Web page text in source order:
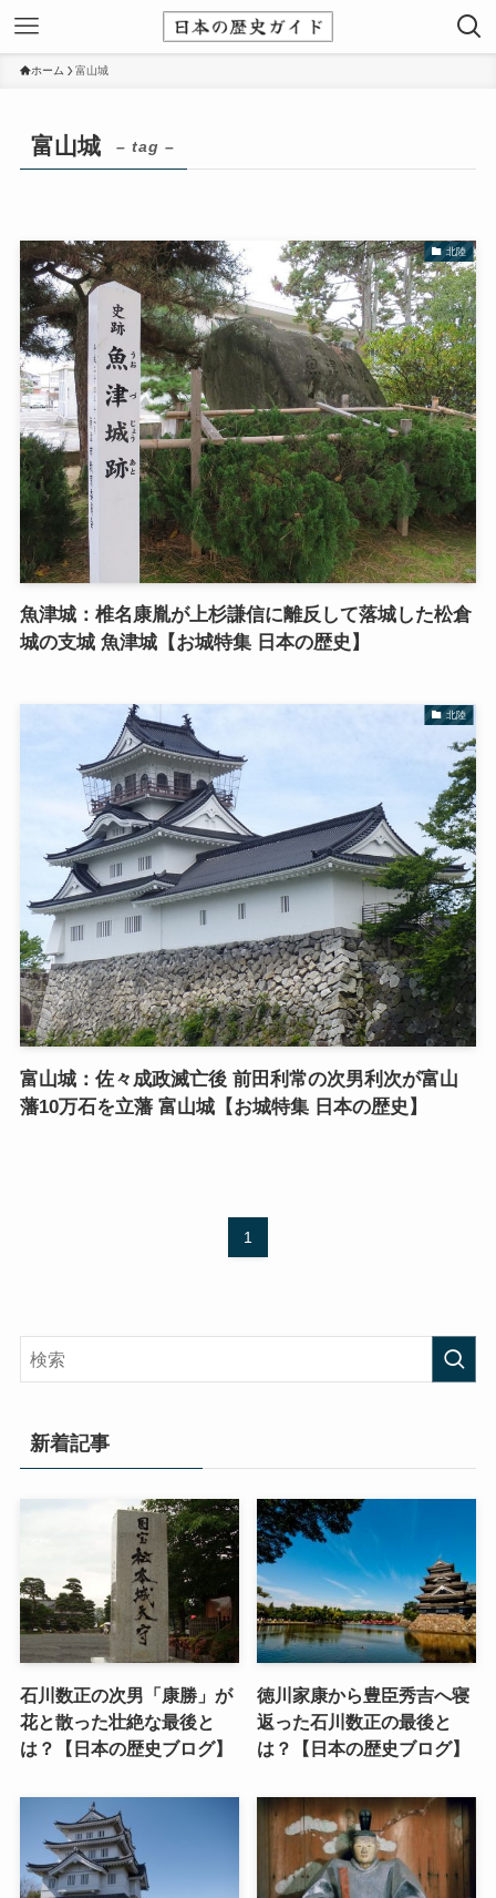
ホーム 富山城
富山城 – tag –
北陸
魚津城：椎名康胤が上杉謙信に離反して落城した松倉
城の支城 魚津城【お城特集 日本の歴史】
北陸
富山城：佐々成政滅亡後 前田利常の次男利次が富山
藩10万石を立藩 富山城【お城特集 日本の歴史】
1
新着記事
石川数正の次男「康勝」が
花と散った壮絶な最後と
は？【日本の歴史ブログ】
徳川家康から豊臣秀吉へ寝
返った石川数正の最後と
は？【日本の歴史ブログ】